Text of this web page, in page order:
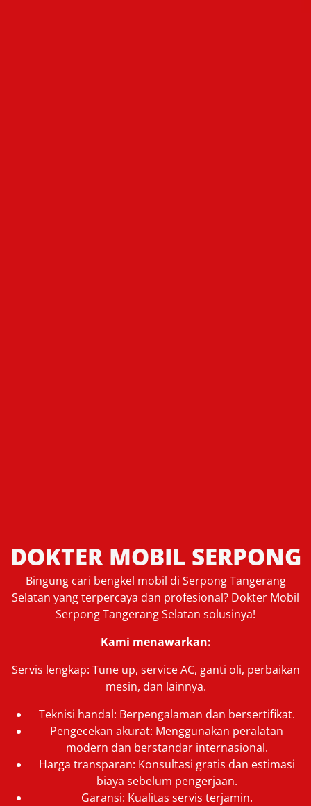
DOKTER MOBIL SERPONG
Bingung cari bengkel mobil di Serpong Tangerang
Selatan yang terpercaya dan profesional? Dokter Mobil
Serpong Tangerang Selatan solusinya!
Kami menawarkan:
Servis lengkap: Tune up, service AC, ganti oli, perbaikan
mesin, dan lainnya.
Teknisi handal: Berpengalaman dan bersertifikat.
Pengecekan akurat: Menggunakan peralatan
modern dan berstandar internasional.
Harga transparan: Konsultasi gratis dan estimasi
biaya sebelum pengerjaan.
Garansi: Kualitas servis terjamin.